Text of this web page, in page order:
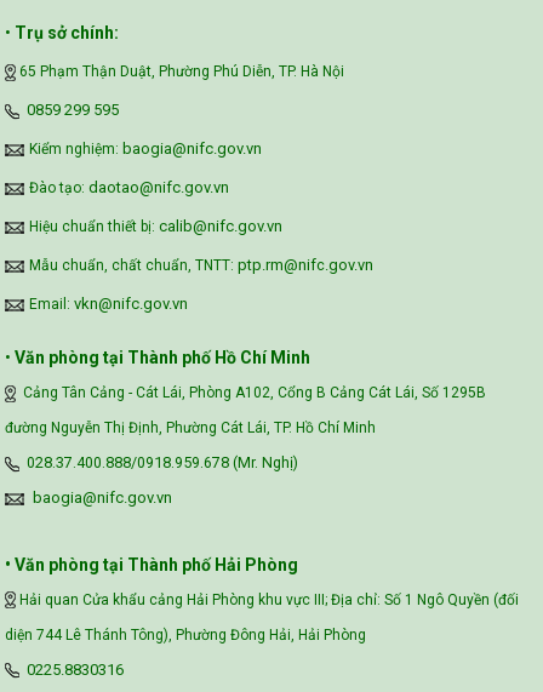
Vietnam Center for Food Safety Risk
• Trụ sở chính:
65 Phạm Thận Duật, Phường Phú Diễn, TP. Hà Nội
‪0859 299 595‬
Kiểm nghiệm: baogia@nifc.gov.vn
Đào tạo: daotao@nifc.gov.vn
Hiệu chuẩn thiết bị: calib@nifc.gov.vn
Mẫu chuẩn, chất chuẩn, TNTT: ptp.rm@nifc.gov.vn
Email: vkn@nifc.gov.vn
• Văn phòng tại Thành phố Hồ Chí Minh
Cảng Tân Cảng - Cát Lái, Phòng A102, Cổng B Cảng Cát Lái, Số 1295B
đường Nguyễn Thị Định, Phường Cát Lái, TP. Hồ Chí Minh
028.37.400.888/0918.959.678 (Mr. Nghị)
baogia@nifc.gov.vn
• Văn phòng tại Thành phố Hải Phòng
Hải quan Cửa khẩu cảng Hải Phòng khu vực III; Địa chỉ: Số 1 Ngô Quyền (đối
diện 744 Lê Thánh Tông), Phường Đông Hải, Hải Phòng
0225.8830316